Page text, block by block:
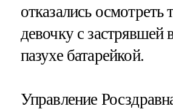
отказались
девочку с застрявшей
пазухе батарейкой.
Управление